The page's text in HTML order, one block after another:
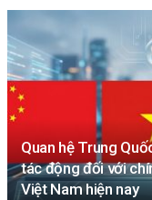
Quan hệ Trung
tác động đối với
Việt Nam hiện nay